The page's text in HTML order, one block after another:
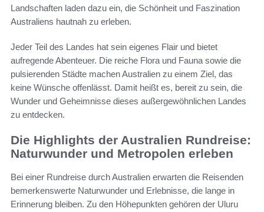
Landschaften laden dazu ein, die Schönheit und Faszination
Australiens hautnah zu erleben.
Jeder Teil des Landes hat sein eigenes Flair und bietet
aufregende Abenteuer. Die reiche Flora und Fauna sowie die
pulsierenden Städte machen Australien zu einem Ziel, das
keine Wünsche offenlässt. Damit heißt es, bereit zu sein, die
Wunder und Geheimnisse dieses außergewöhnlichen Landes
zu entdecken.
Die Highlights der Australien Rundreise:
Naturwunder und Metropolen erleben
Bei einer Rundreise durch Australien erwarten die Reisenden
bemerkenswerte Naturwunder und Erlebnisse, die lange in
Erinnerung bleiben. Zu den Höhepunkten gehören der Uluru